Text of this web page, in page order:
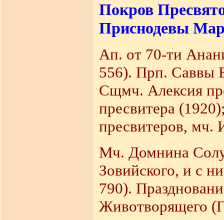
Покров
Приснодевы
Ап. от 70-ти
556). Прп. Саввы
Сщмч. Алексия
пресвитера
пресвитеров, мч.
Мч. Домнина
Зовийского, и с
790).
Животворящего